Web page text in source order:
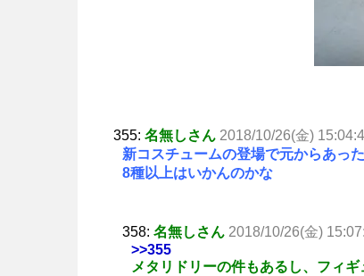
355: 名無しさん 2018/10/26(金)
新コスチュームの登場で元からあっ
8種以上はいかんのかな
358: 名無しさん 2018/10/26(金)
>>355
メタリドリーの件もあるし、フィ